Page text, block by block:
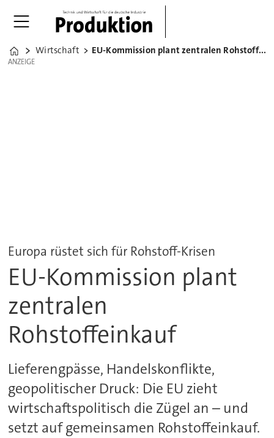
Home
Wirtschaft EU-Kommission plant zentralen Rohstoffeinkauf
ANZEIGE
ANZEIGE
Europa rüstet sich für Rohstoff-Krisen
EU-Kommission plant
zentralen
Rohstoffeinkauf
Lieferengpässe, Handelskonflikte,
geopolitischer Druck: Die EU zieht
wirtschaftspolitisch die Zügel an – und
setzt auf gemeinsamen Rohstoffeinkauf.